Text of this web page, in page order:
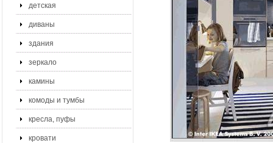
детская
диваны
здания
зеркало
камины
комоды и тумбы
кресла, пуфы
кровати